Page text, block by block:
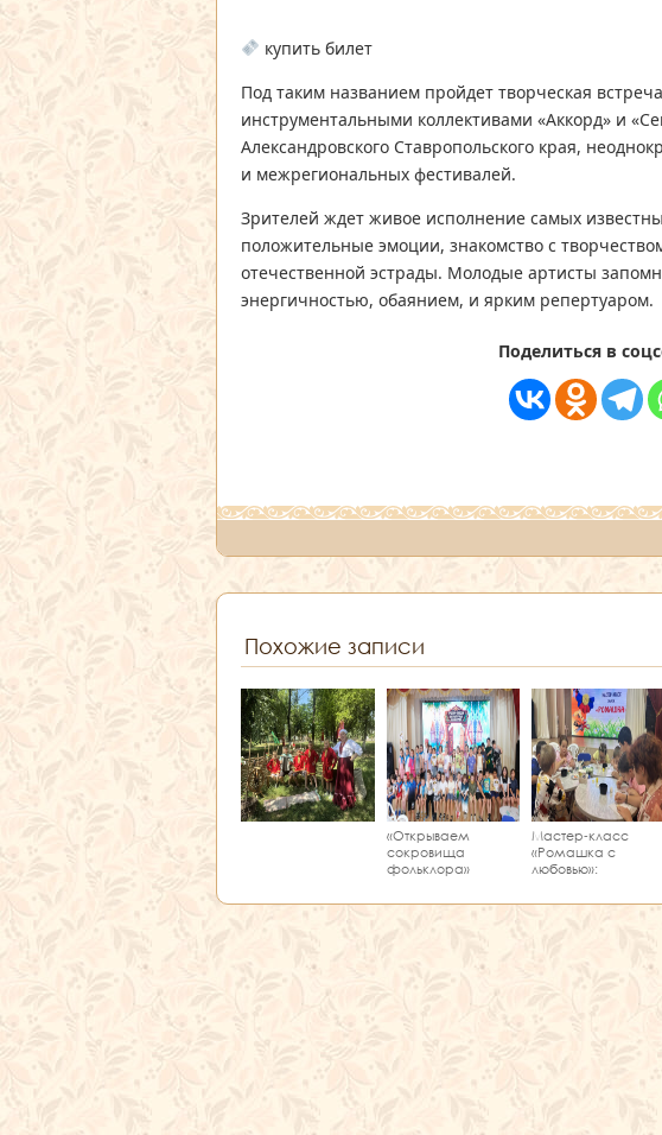
купить билет
Под таким названием пройдет творческая
инструментальными коллективами «Аккорд» и
Александровского Ставропольского края,
и межрегиональных фестивалей.
Зрителей ждет живое исполнение самых
положительные эмоции, знакомство с
отечественной эстрады. Молодые артисты
энергичностью, обаянием, и ярким репертуаром.
Поделиться в
Похожие записи
«Открываем
сокровища
фольклора»
Мастер‑класс
«Ромашка с
любовью»:
краеведение в